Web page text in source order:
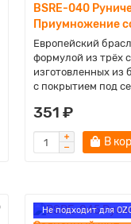
BSRE-040
Приумножение
Европейский
формулой из трёх
изготовленных из
с покрытием под
351 ₽
В
Не подходит для